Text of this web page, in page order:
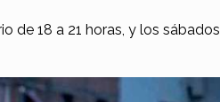
de 18 a 21 horas, y los sábados